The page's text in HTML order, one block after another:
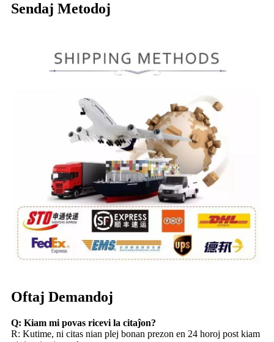
Sendaj Metodoj
Oftaj Demandoj
Q: Kiam mi povas ricevi la citaĵon?
R: Kutime, ni citas nian plej bonan prezon en 24 horoj post kiam